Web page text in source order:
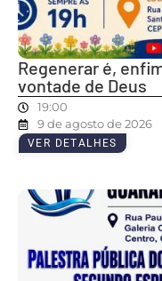
Regenerar é,
vontade de Deus
19:00
9 de agosto de 2026
VER DETALHES